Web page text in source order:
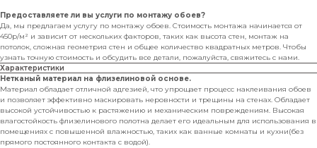
Предоставляете ли вы услуги по монтажу обоев?
Да, мы предлагаем услугу по монтажу обоев. Стоимость монтажа начинается от
450р/м² и зависит от нескольких факторов, таких как высота стен, монтаж на
потолок, сложная геометрия стен и общее количество квадратных метров. Чтобы
узнать точную стоимость и обсудить все детали, пожалуйста, свяжитесь с нами.
Характеристики
Нетканый материал на флизелиновой основе.
Материал обладает отличной адгезией, что упрощает процесс наклеивания обоев
и позволяет эффективно маскировать неровности и трещины на стенах. Обладает
высокой устойчивостью к растяжению и механическим повреждениям. Высокая
влагостойкость флизелинового полотна делает его идеальным для использования в
помещениях с повышенной влажностью, таких как ванные комнаты и кухни(без
прямого постоянного контакта с водой).